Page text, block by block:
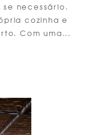
necessário.
cozinha e
Com uma...